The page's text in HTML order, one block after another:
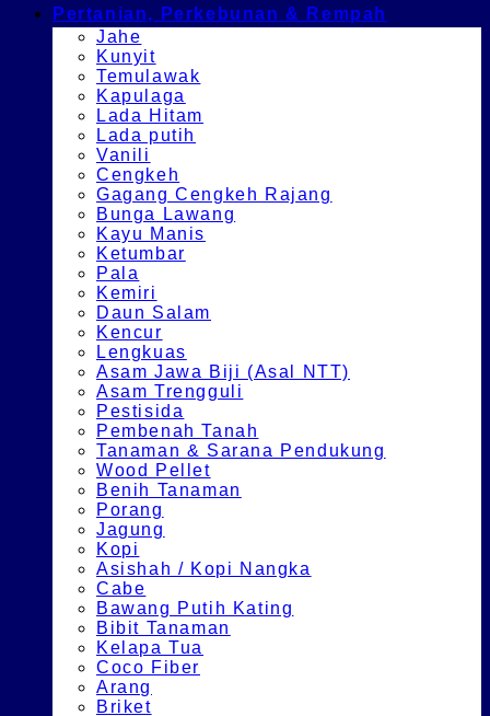
Pertanian, Perkebunan & Rempah
Jahe
Kunyit
Temulawak
Kapulaga
Lada Hitam
Lada putih
Vanili
Cengkeh
Gagang Cengkeh Rajang
Bunga Lawang
Kayu Manis
Ketumbar
Pala
Kemiri
Daun Salam
Kencur
Lengkuas
Asam Jawa Biji (Asal NTT)
Asam Trengguli
Pestisida
Pembenah Tanah
Tanaman & Sarana Pendukung
Wood Pellet
Benih Tanaman
Porang
Jagung
Kopi
Asishah / Kopi Nangka
Cabe
Bawang Putih Kating
Bibit Tanaman
Kelapa Tua
Coco Fiber
Arang
Briket